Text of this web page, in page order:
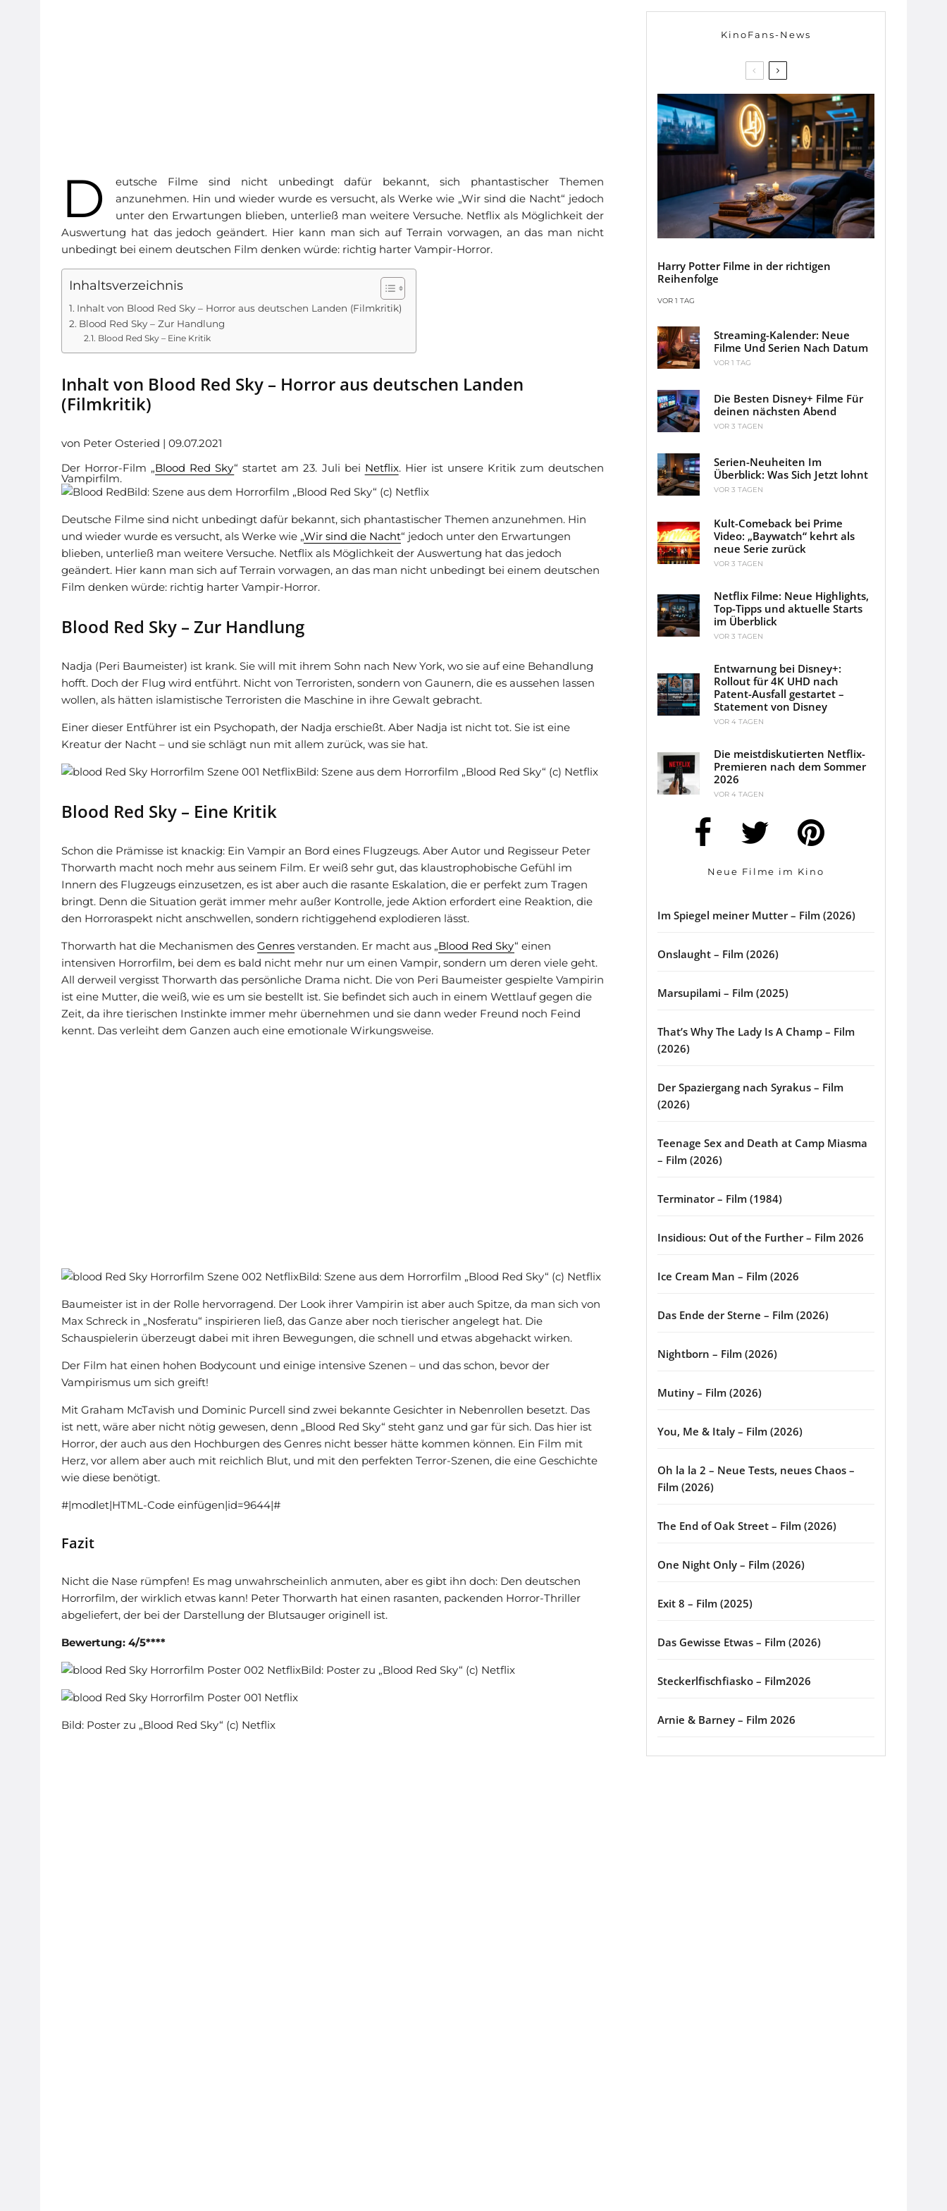
D
eutsche Filme sind nicht unbedingt dafür bekannt, sich phantastischer Themen
anzunehmen. Hin und wieder wurde es versucht, als Werke wie „Wir sind die Nacht“ jedoch
unter den Erwartungen blieben, unterließ man weitere Versuche. Netflix als Möglichkeit der
Auswertung hat das jedoch geändert. Hier kann man sich auf Terrain vorwagen, an das man nicht
unbedingt bei einem deutschen Film denken würde: richtig harter Vampir-Horror.
Inhaltsverzeichnis
Inhalt von Blood Red Sky – Horror aus deutschen Landen (Filmkritik)
Blood Red Sky – Zur Handlung
Blood Red Sky – Eine Kritik
Inhalt von Blood Red Sky – Horror aus deutschen Landen
(Filmkritik)
von Peter Osteried | 09.07.2021
Der Horror-Film „Blood Red Sky“ startet am 23. Juli bei Netflix. Hier ist unsere Kritik zum deutschen
Vampirfilm.
Bild: Szene aus dem Horrorfilm „Blood Red Sky“ (c) Netflix
Deutsche Filme sind nicht unbedingt dafür bekannt, sich phantastischer Themen anzunehmen. Hin
und wieder wurde es versucht, als Werke wie „Wir sind die Nacht“ jedoch unter den Erwartungen
blieben, unterließ man weitere Versuche. Netflix als Möglichkeit der Auswertung hat das jedoch
geändert. Hier kann man sich auf Terrain vorwagen, an das man nicht unbedingt bei einem deutschen
Film denken würde: richtig harter Vampir-Horror.
Blood Red Sky – Zur Handlung
Nadja (Peri Baumeister) ist krank. Sie will mit ihrem Sohn nach New York, wo sie auf eine Behandlung
hofft. Doch der Flug wird entführt. Nicht von Terroristen, sondern von Gaunern, die es aussehen lassen
wollen, als hätten islamistische Terroristen die Maschine in ihre Gewalt gebracht.
Einer dieser Entführer ist ein Psychopath, der Nadja erschießt. Aber Nadja ist nicht tot. Sie ist eine
Kreatur der Nacht – und sie schlägt nun mit allem zurück, was sie hat.
Bild: Szene aus dem Horrorfilm „Blood Red Sky“ (c) Netflix
Blood Red Sky – Eine Kritik
Schon die Prämisse ist knackig: Ein Vampir an Bord eines Flugzeugs. Aber Autor und Regisseur Peter
Thorwarth macht noch mehr aus seinem Film. Er weiß sehr gut, das klaustrophobische Gefühl im
Innern des Flugzeugs einzusetzen, es ist aber auch die rasante Eskalation, die er perfekt zum Tragen
bringt. Denn die Situation gerät immer mehr außer Kontrolle, jede Aktion erfordert eine Reaktion, die
den Horroraspekt nicht anschwellen, sondern richtiggehend explodieren lässt.
Thorwarth hat die Mechanismen des Genres verstanden. Er macht aus „Blood Red Sky“ einen
intensiven Horrorfilm, bei dem es bald nicht mehr nur um einen Vampir, sondern um deren viele geht.
All derweil vergisst Thorwarth das persönliche Drama nicht. Die von Peri Baumeister gespielte Vampirin
ist eine Mutter, die weiß, wie es um sie bestellt ist. Sie befindet sich auch in einem Wettlauf gegen die
Zeit, da ihre tierischen Instinkte immer mehr übernehmen und sie dann weder Freund noch Feind
kennt. Das verleiht dem Ganzen auch eine emotionale Wirkungsweise.
Bild: Szene aus dem Horrorfilm „Blood Red Sky“ (c) Netflix
Baumeister ist in der Rolle hervorragend. Der Look ihrer Vampirin ist aber auch Spitze, da man sich von
Max Schreck in „Nosferatu“ inspirieren ließ, das Ganze aber noch tierischer angelegt hat. Die
Schauspielerin überzeugt dabei mit ihren Bewegungen, die schnell und etwas abgehackt wirken.
Der Film hat einen hohen Bodycount und einige intensive Szenen – und das schon, bevor der
Vampirismus um sich greift!
Mit Graham McTavish und Dominic Purcell sind zwei bekannte Gesichter in Nebenrollen besetzt. Das
ist nett, wäre aber nicht nötig gewesen, denn „Blood Red Sky“ steht ganz und gar für sich. Das hier ist
Horror, der auch aus den Hochburgen des Genres nicht besser hätte kommen können. Ein Film mit
Herz, vor allem aber auch mit reichlich Blut, und mit den perfekten Terror-Szenen, die eine Geschichte
wie diese benötigt.
#|modlet|HTML-Code einfügen|id=9644|#
Fazit
Nicht die Nase rümpfen! Es mag unwahrscheinlich anmuten, aber es gibt ihn doch: Den deutschen
Horrorfilm, der wirklich etwas kann! Peter Thorwarth hat einen rasanten, packenden Horror-Thriller
abgeliefert, der bei der Darstellung der Blutsauger originell ist.
Bewertung: 4/5****
Bild: Poster zu „Blood Red Sky“ (c) Netflix
Bild: Poster zu „Blood Red Sky“ (c) Netflix
KinoFans-News
Harry Potter Filme in der richtigen
Reihenfolge
VOR 1 TAG
Streaming-Kalender: Neue
Filme Und Serien Nach Datum
VOR 1 TAG
Die Besten Disney+ Filme Für
deinen nächsten Abend
VOR 3 TAGEN
Serien-Neuheiten Im
Überblick: Was Sich Jetzt lohnt
VOR 3 TAGEN
Kult-Comeback bei Prime
Video: „Baywatch“ kehrt als
neue Serie zurück
VOR 3 TAGEN
Netflix Filme: Neue Highlights,
Top-Tipps und aktuelle Starts
im Überblick
VOR 3 TAGEN
Entwarnung bei Disney+:
Rollout für 4K UHD nach
Patent-Ausfall gestartet –
Statement von Disney
VOR 4 TAGEN
Die meistdiskutierten Netflix-
Premieren nach dem Sommer
2026
VOR 4 TAGEN
Neue Filme im Kino
Im Spiegel meiner Mutter – Film (2026)
Onslaught – Film (2026)
Marsupilami – Film (2025)
That’s Why The Lady Is A Champ – Film
(2026)
Der Spaziergang nach Syrakus – Film
(2026)
Teenage Sex and Death at Camp Miasma
– Film (2026)
Terminator – Film (1984)
Insidious: Out of the Further – Film 2026
Ice Cream Man – Film (2026
Das Ende der Sterne – Film (2026)
Nightborn – Film (2026)
Mutiny – Film (2026)
You, Me & Italy – Film (2026)
Oh la la 2 – Neue Tests, neues Chaos –
Film (2026)
The End of Oak Street – Film (2026)
One Night Only – Film (2026)
Exit 8 – Film (2025)
Das Gewisse Etwas – Film (2026)
Steckerlfischfiasko – Film2026
Arnie & Barney – Film 2026